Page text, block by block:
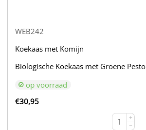
WEB242
Koekaas met Komijn
Biologische Koekaas met Groene Pesto
op voorraad
€30,95
+
−